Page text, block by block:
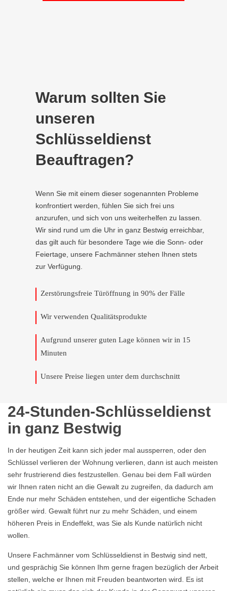
Warum sollten Sie
unseren
Schlüsseldienst
Beauftragen?
Wenn Sie mit einem dieser sogenannten Probleme
konfrontiert werden, fühlen Sie sich frei uns
anzurufen, und sich von uns weiterhelfen zu lassen.
Wir sind rund um die Uhr in ganz Bestwig erreichbar,
das gilt auch für besondere Tage wie die Sonn- oder
Feiertage, unsere Fachmänner stehen Ihnen stets
zur Verfügung.
Zerstörungsfreie Türöffnung in 90% der Fälle
Wir verwenden Qualitätsprodukte
Aufgrund unserer guten Lage können wir in 15
Minuten
Unsere Preise liegen unter dem durchschnitt
24-Stunden-Schlüsseldienst
in ganz Bestwig
In der heutigen Zeit kann sich jeder mal aussperren, oder den
Schlüssel verlieren der Wohnung verlieren, dann ist auch meisten
sehr frustrierend dies festzustellen. Genau bei dem Fall würden
wir Ihnen raten nicht an die Gewalt zu zugreifen, da dadurch am
Ende nur mehr Schäden entstehen, und der eigentliche Schaden
größer wird. Gewalt führt nur zu mehr Schäden, und einem
höheren Preis in Endeffekt, was Sie als Kunde natürlich nicht
wollen.
Unsere Fachmänner vom Schlüsseldienst in Bestwig sind nett,
und gesprächig Sie können Ihm gerne fragen bezüglich der Arbeit
stellen, welche er Ihnen mit Freuden beantworten wird. Es ist